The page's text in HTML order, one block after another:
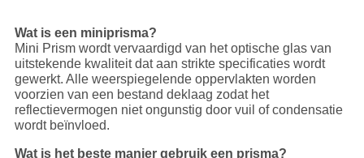
Wat is een miniprisma?
Mini Prism wordt vervaardigd van het optische glas van
uitstekende kwaliteit dat aan strikte specificaties wordt
gewerkt. Alle weerspiegelende oppervlakten worden
voorzien van een bestand deklaag zodat het
reflectievermogen niet ongunstig door vuil of condensatie
wordt beïnvloed.
Wat is het beste manier gebruik een prisma?